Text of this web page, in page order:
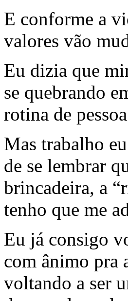
E conforme a
valores vão
Eu dizia que
se quebrando
rotina de
Mas trabalho
de se lembrar
brincadeira, a
tenho que me
Eu já consigo
com ânimo pra
voltando a ser